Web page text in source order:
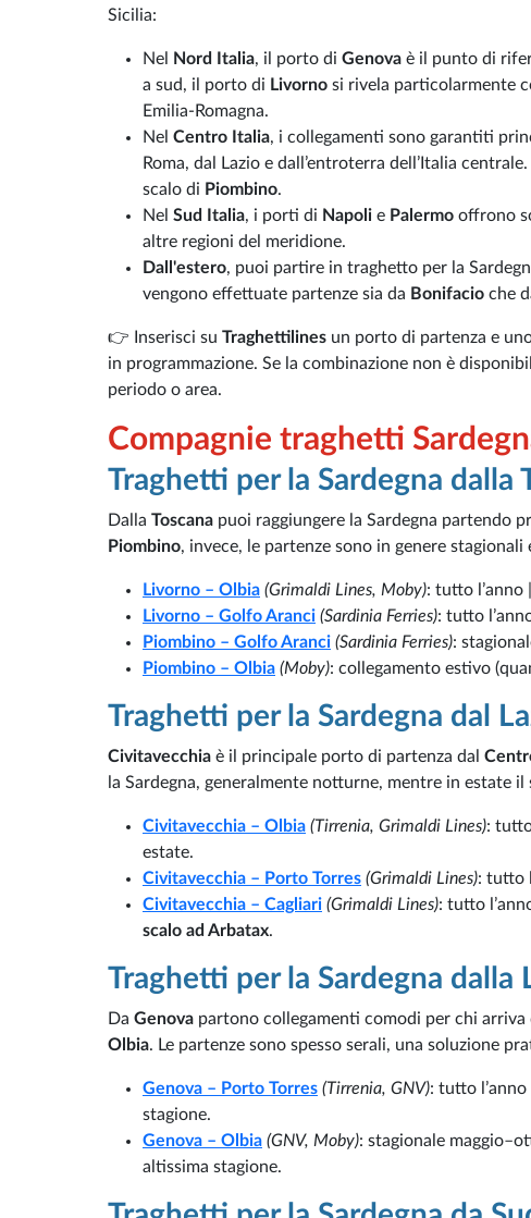
Sicilia:
Nel Nord Italia, il porto di Genova è il punto di
a sud, il porto di Livorno si rivela particolarmente
Emilia-Romagna.
Nel Centro Italia, i collegamenti sono garantiti
Roma, dal Lazio e dall’entroterra dell’Italia
scalo di Piombino.
Nel Sud Italia, i porti di Napoli e Palermo offrono
altre regioni del meridione.
Dall'estero, puoi partire in traghetto per la
vengono effettuate partenze sia da Bonifacio che
👉 Inserisci su Traghettilines un porto di partenza e
in programmazione. Se la combinazione non è
periodo o area.
Compagnie traghetti
Traghetti per la Sardegna dalla
Dalla Toscana puoi raggiungere la Sardegna partendo
Piombino, invece, le partenze sono in genere
Livorno – Olbia (Grimaldi Lines, Moby): tutto l’anno
Livorno – Golfo Aranci (Sardinia Ferries): tutto
Piombino – Golfo Aranci (Sardinia Ferries):
Piombino – Olbia (Moby): collegamento estivo
Traghetti per la Sardegna dal
Civitavecchia è il principale porto di partenza dal
la Sardegna, generalmente notturne, mentre in estate
Civitavecchia – Olbia (Tirrenia, Grimaldi Lines):
estate.
Civitavecchia – Porto Torres (Grimaldi Lines): tutto
Civitavecchia – Cagliari (Grimaldi Lines): tutto
scalo ad Arbatax.
Traghetti per la Sardegna dalla
Da Genova partono collegamenti comodi per chi arriva
Olbia. Le partenze sono spesso serali, una soluzione
Genova – Porto Torres (Tirrenia, GNV): tutto
stagione.
Genova – Olbia (GNV, Moby): stagionale
altissima stagione.